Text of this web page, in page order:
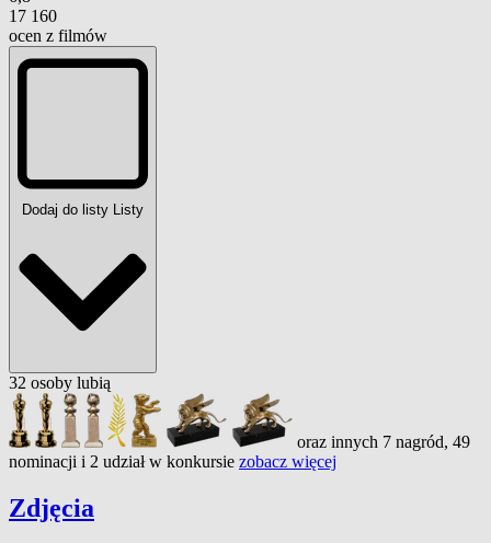
17 160
ocen z filmów
Dodaj do listy Listy
32 osoby lubią
oraz innych 7 nagród, 49
nominacji i 2 udział w konkursie zobacz więcej
Zdjęcia